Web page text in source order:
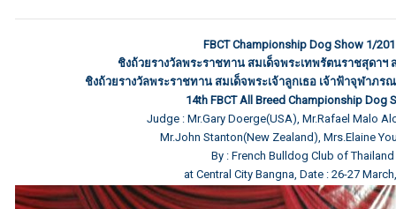
FBCT Championship Dog Show 1/
ชิงถ้วยรางวัลพระราชทาน สมเด็จพระเทพรัตนราชสุดาฯ
ชิงถ้วยรางวัลพระราชทาน สมเด็จพระเจ้าลูกเธอ เจ้าฟ้าจุฬาภ
14th FBCT All Breed Championship Dog
Judge : Mr.Gary Doerge(USA), Mr.Rafael Malo
Mr.John Stanton(New Zealand), Mrs.Elaine
By : French Bulldog Club of Thailand
at Central City Bangna, Date : 26-27